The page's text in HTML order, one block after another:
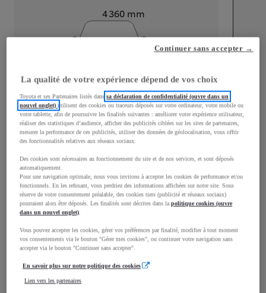
4 360 mm
Largeur
1 830mm
Consommation mixte
Consommation mixte 4,9L/100 km
Émissions CO2
107g/km
Performances
Vitesse maximale 170 km/h
La qualité de votre expérience dépend de vos choix
Toyota et ses Partenaires listés danssa déclaration de confidentialité (ouvre dans un
nouvel onglet)utilisent des cookies ou traceurs déposés sur votre ordinateur, votre mobile ou
votre tablette, afin de poursuivre les finalités suivantes : améliorer votre expérience utilisateur,
réaliser des statistiques d’audience, afficher des publicités ciblées sur les sites de partenaires,
mesurer la performance de ces publicités, utiliser des données de géolocalisation, vous offrir
des fonctionnalités relatives aux réseaux sociaux.
Des cookies sont nécessaires au fonctionnement du site et de nos services, et sont déposés
automatiquement.
Pour une navigation optimale, nous vous invitons à accepter les cookies de performance et/ou
fonctionnels. En les refusant, vous perdriez des informations affichées sur notre site. Sous
réserve de votre consentement préalable, des cookies tiers (publicité et réseaux sociaux)
pourraient alors être déposés. Les finalités sont décrites dans lapolitique cookies (ouvre
dans un nouvel onglet).
Vous pouvez accepter les cookies, gérer vos préférences par finalité, modifier à tout moment
vos consentements via le bouton "Gérer mes cookies", ou continuer votre navigation sans
accepter via le bouton "Continuer sans accepter".
En savoir plus sur notre politique des cookies
Lien vers les partenaires
Continuer sans accepter →